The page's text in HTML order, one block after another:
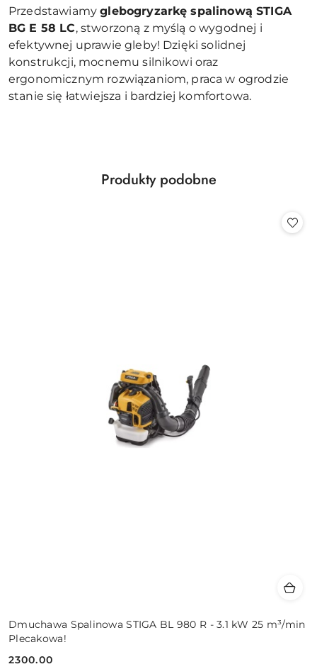
Przedstawiamyglebogryzarkę spalinową STIGA
BG E 58 LC, stworzoną z myślą o wygodnej i
efektywnej uprawie gleby! Dzięki solidnej
konstrukcji, mocnemu silnikowi oraz
ergonomicznym rozwiązaniom, praca w ogrodzie
stanie się łatwiejsza i bardziej komfortowa.
Pomiń karuzelę produktów
Produkty
Produkty podobne
Dmuchawa Spalinowa STIGA BL 980 R - 3.1 kW 25 m³/min
Plecakowa!
2300.00